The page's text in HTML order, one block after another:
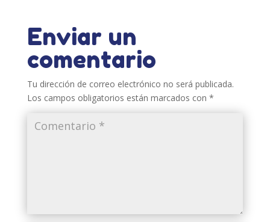
Enviar un
comentario
Tu dirección de correo electrónico no será publicada.
Los campos obligatorios están marcados con *